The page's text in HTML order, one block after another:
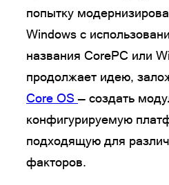
попытку
Windows с
названия CorePC или
продолжает идею,
Core OS— создать
конфигурируемую
подходящую для
факторов.